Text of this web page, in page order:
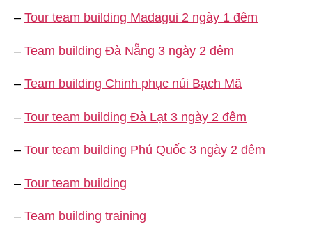
– Tour team building Madagui 2 ngày 1 đêm
– Team building Đà Nẵng 3 ngày 2 đêm
– Team building Chinh phục núi Bạch Mã
– Tour team building Đà Lạt 3 ngày 2 đêm
– Tour team building Phú Quốc 3 ngày 2 đêm
– Tour team building
– Team building training